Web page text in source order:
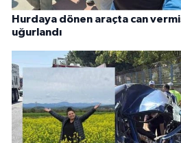
Hurdaya dönen araçta can
uğurlandı